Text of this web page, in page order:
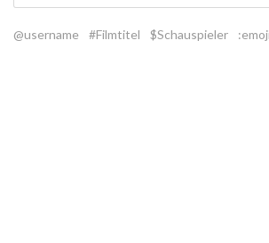
@username #Filmtitel $Schauspieler